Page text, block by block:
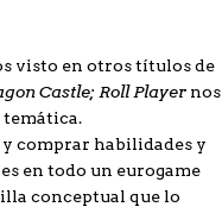
visto en otros títulos de
Castle; Roll Player nos
temática.
comprar habilidades y
en todo un eurogame
conceptual que lo